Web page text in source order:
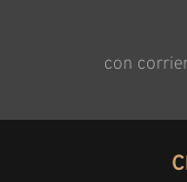
con